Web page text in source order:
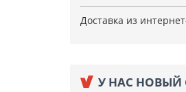
Доставка из
У НАС НОВЫЙ